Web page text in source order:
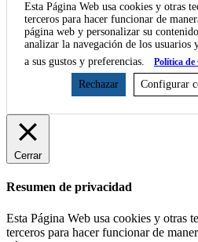
Esta Página Web usa cookies y otras
terceros para hacer funcionar de
página web y personalizar su
analizar la navegación de los
a sus gustos y preferencias.
Política de
Rechazar Configurar
Cerrar
Resumen de privacidad
Esta Página Web usa cookies y otras
terceros para hacer funcionar de